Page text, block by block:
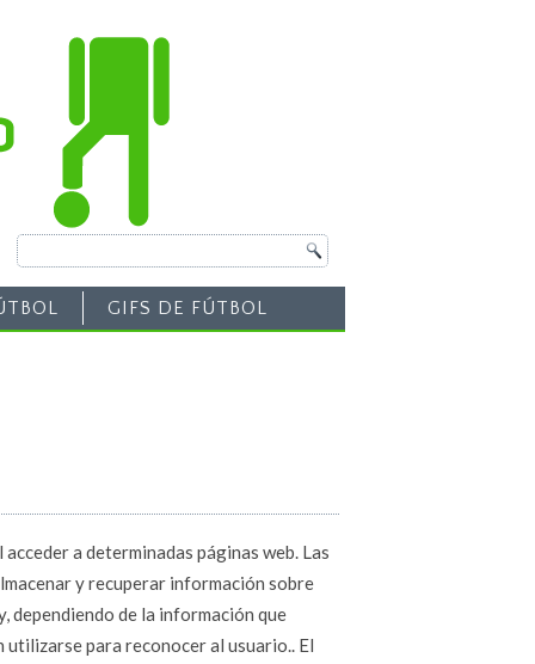
GIFS DE FÚTBOL
a determinadas páginas web. Las
y recuperar información sobre
dependiendo de la información que
utilizarse para reconocer al usuario.. El